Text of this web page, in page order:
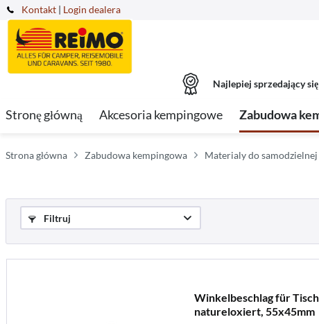
Kontakt | Login dealera
Najlepiej sprzedający się
Stronę główną Akcesoria kempingowe Zabudowa
Strona główna Zabudowa kempingowa Materialy do
Filtruj
Winkelbeschlag für
natureloxiert, 55x45mm